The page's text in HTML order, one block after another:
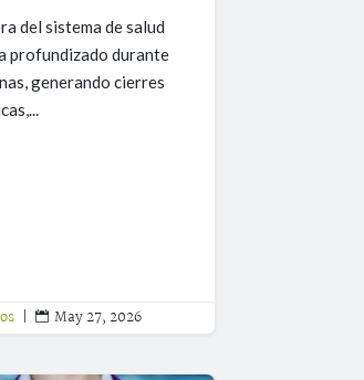
del sistema de salud
profundizado durante
generando cierres
|  May 27, 2026